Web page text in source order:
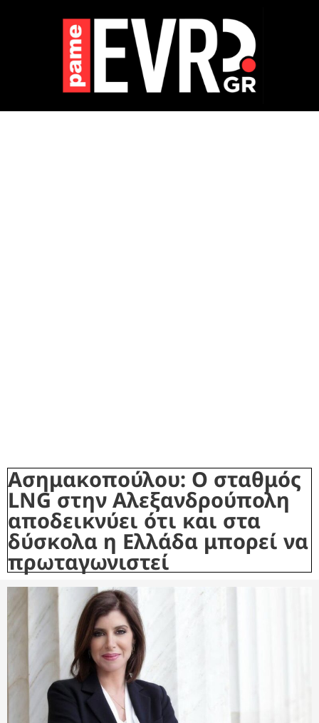
Ασημακοπούλου: Ο σταθμός
LNG στην Αλεξανδρούπολη
αποδεικνύει ότι και στα
δύσκολα η Ελλάδα μπορεί να
πρωταγωνιστεί